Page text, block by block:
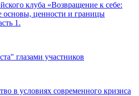
клуба «Возвращение к себе:
основы, ценности и границы
1.
глазами участников
в условиях современного кризиса